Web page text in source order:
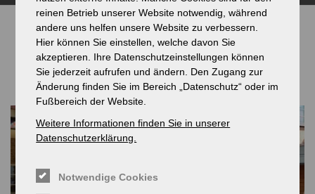
reinen Betrieb unserer Website notwendig, während
andere uns helfen unsere Website zu verbessern.
Hier können Sie einstellen, welche davon Sie
akzeptieren. Ihre Datenschutzeinstellungen können
Sie jederzeit aufrufen und ändern. Den Zugang zur
Änderung finden Sie im Bereich „Datenschutz“ oder im
Fußbereich der Website.
Weitere Informationen finden Sie in unserer
Datenschutzerklärung.
Notwendige Cookies
Sie sind hier
Differenziertes Mobilitätssystem:
LandMobil – Landkreis Reutlingen